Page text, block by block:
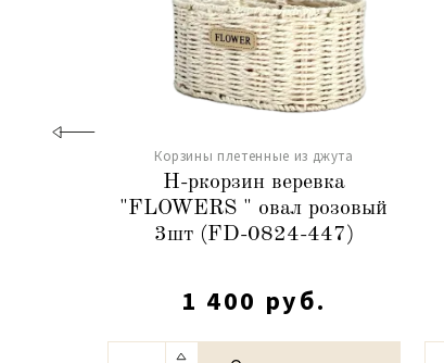
Корзины плетенные из джута
Н-ркорзин веревка
"FLOWERS " овал розовый
3шт (FD-0824-447)
1 400 руб.